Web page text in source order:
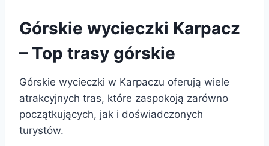
Górskie wycieczki Karpacz
– Top trasy górskie
Górskie wycieczki w Karpaczu oferują wiele
atrakcyjnych tras, które zaspokoją zarówno
początkujących, jak i doświadczonych
turystów.